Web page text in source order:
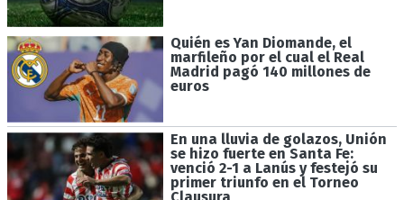
Quién es Yan Diomande, el
marfileño por el cual el Real
Madrid pagó 140 millones de
euros
En una lluvia de golazos, Unión
se hizo fuerte en Santa Fe:
venció 2-1 a Lanús y festejó su
primer triunfo en el Torneo